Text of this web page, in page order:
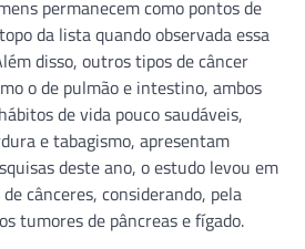
permanecem como pontos de
da lista quando observada essa
disso, outros tipos de câncer
o de pulmão e intestino, ambos
de vida pouco saudáveis,
e tabagismo, apresentam
deste ano, o estudo levou em
cânceres, considerando, pela
tumores de pâncreas e fígado.